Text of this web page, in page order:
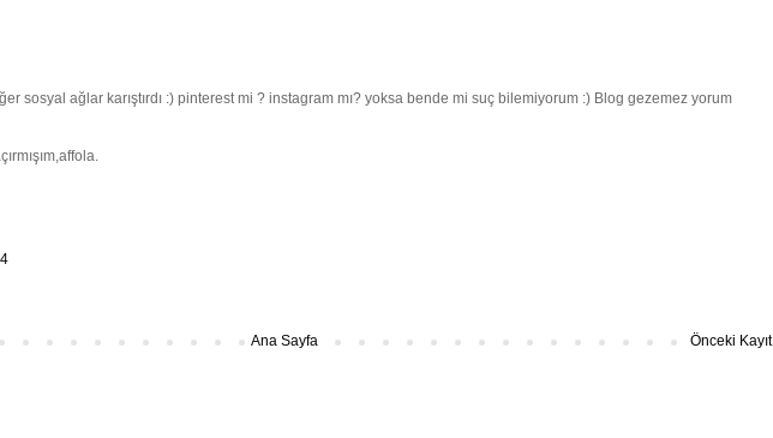
sosyal ağlar karıştırdı :) pinterest mi ? instagram mı? yoksa bende mi suç bilemiyorum :) Blog gezemez yorum
Önceki Kayıt
Ana Sayfa